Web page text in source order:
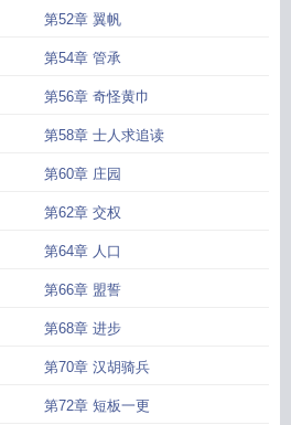
第52章 翼帆
第54章 管承
第56章 奇怪黄巾
第58章 士人求追读
第60章 庄园
第62章 交权
第64章 人口
第66章 盟誓
第68章 进步
第70章 汉胡骑兵
第72章 短板一更